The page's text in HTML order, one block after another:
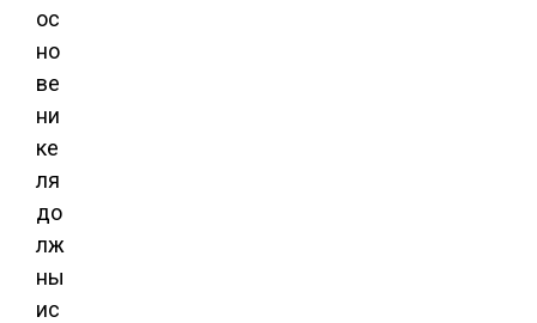
ос
но
ве
ни
ке
ля
до
лж
ны
ис